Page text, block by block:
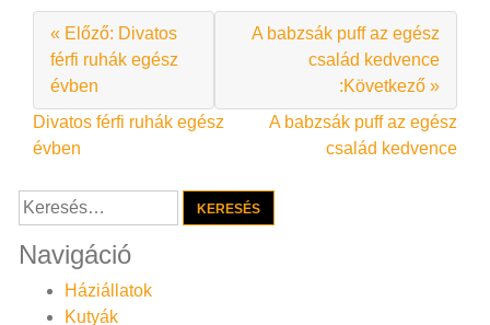
« Előző: Divatos
férfi ruhák egész
évben
A babzsák puff az egész
család kedvence
:Következő »
Bejegyzés
navigáció
Divatos férfi ruhák egész
évben
A babzsák puff az egész
család kedvence
Keresés:
Navigáció
Háziállatok
Kutyák